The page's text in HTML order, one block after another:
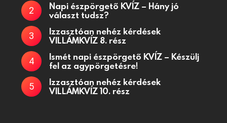
Napi észpörgető KVÍZ – Hány jó
választ tudsz?
Izzasztóan nehéz kérdések
VILLÁMKVÍZ 8. rész
Ismét napi észpörgető KVÍZ – Készülj
fel az agypörgetésre!
Izzasztóan nehéz kérdések
VILLÁMKVÍZ 10. rész